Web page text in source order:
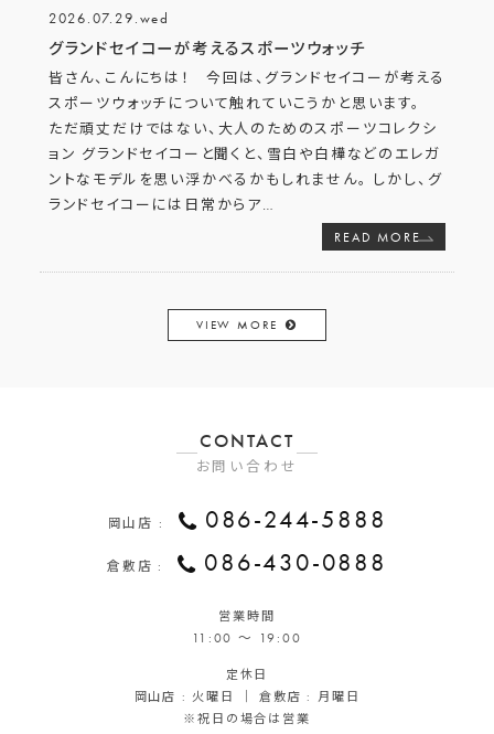
2026.07.29.wed
グランドセイコーが考えるスポーツウォッチ
皆さん、こんにちは！ 今回は、グランドセイコーが考える
スポーツウォッチについて触れていこうかと思います。
ただ頑丈だけではない、大人のためのスポーツコレクシ
ョン グランドセイコーと聞くと、雪白や白樺などのエレガ
ントなモデルを思い浮かべるかもしれません。 しかし、グ
ランドセイコーには日常からア…
READ MORE
VIEW MORE
CONTACT
お問い合わせ
岡山店 : 086-244-5888
倉敷店 : 086-430-0888
営業時間
11:00 ～ 19:00
定休日
岡山店 : 火曜日 ｜ 倉敷店 : 月曜日
※祝日の場合は営業